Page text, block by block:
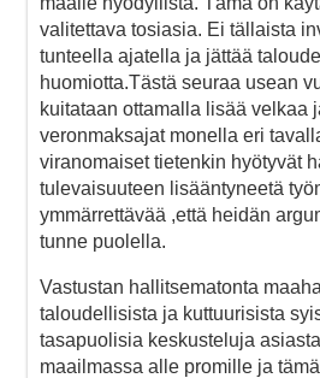
valitettava tosiasia. Ei tällaista
tunteella ajatella ja jättää
huomiotta.Tästä seuraa usean
kuitataan ottamalla lisää velkaa
veronmaksajat monella eri
viranomaiset tietenkin hyötyvät
tulevaisuuteen lisääntyneetä
ymmärrettävää ,että heidän
tunne puolella.
Vastustan hallitsematonta
taloudellisista ja kuttuurisista
tasapuolisia keskusteluja
maailmassa alle promille ja